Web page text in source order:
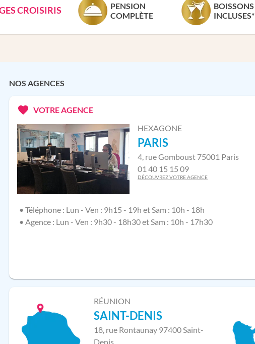
CROISIRIS
PENSION
COMPLÈTE
BOISSONS
INCLUSES*
NOS AGENCES
VOTRE AGENCE
HEXAGONE
PARIS
4, rue Gomboust 75001 Paris
01 40 15 15 09
DÉCOUVREZ VOTRE AGENCE
• Téléphone : Lun - Ven : 9h15 - 19h et Sam : 10h - 18h
• Agence : Lun - Ven : 9h30 - 18h30 et Sam : 10h - 17h30
RÉUNION
SAINT-DENIS
18, rue Rontaunay 97400 Saint-
Denis